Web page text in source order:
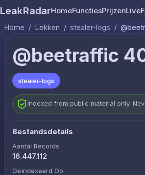
LeakRadarHomeFunctiesPrijzenLive
Home / Lekken / stealer-logs /
@beetraffic
stealer-logs
Indexed from public material only.
Bestandsdetails
Aantal Records
16.447.112
Geïndexeerd Op